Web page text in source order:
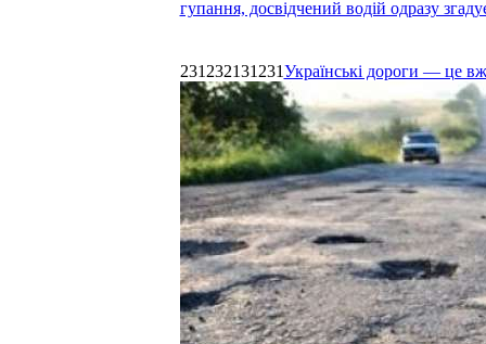
гупання, досвідчений водій одразу
231232131231Українські дороги — це